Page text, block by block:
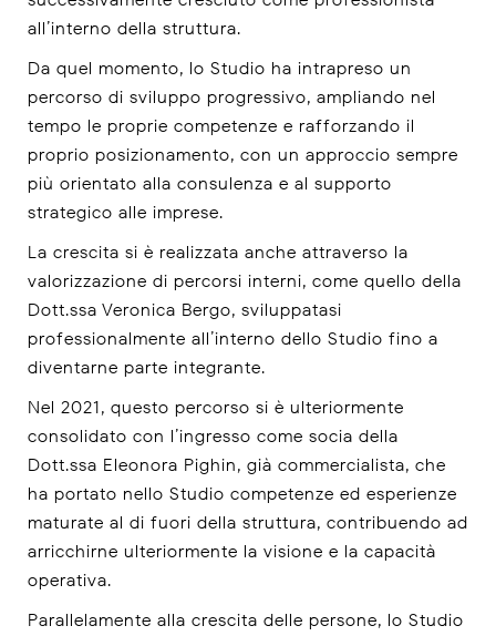
all’interno della struttura.
Da quel momento, lo Studio ha intrapreso un
percorso di sviluppo progressivo, ampliando nel
tempo le proprie competenze e rafforzando il
proprio posizionamento, con un approccio sempre
più orientato alla consulenza e al supporto
strategico alle imprese.
La crescita si è realizzata anche attraverso la
valorizzazione di percorsi interni, come quello della
Dott.ssa Veronica Bergo, sviluppatasi
professionalmente all’interno dello Studio fino a
diventarne parte integrante.
Nel 2021, questo percorso si è ulteriormente
consolidato con l’ingresso come socia della
Dott.ssa Eleonora Pighin, già commercialista, che
ha portato nello Studio competenze ed esperienze
maturate al di fuori della struttura, contribuendo ad
arricchirne ulteriormente la visione e la capacità
operativa.
Parallelamente alla crescita delle persone, lo Studio